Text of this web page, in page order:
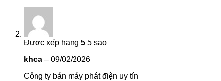
Được xếp hạng 5 5 sao
khoa – 09/02/2026
Công ty bán máy phát điện uy tín